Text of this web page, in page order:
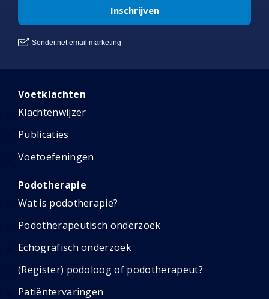
Voetklachten
Klachtenwijzer
Publicaties
Voetoefeningen
Podotherapie
Wat is podotherapie?
Podotherapeutisch onderzoek
Echografisch onderzoek
(Register) podoloog of podotherapeut?
Patiëntervaringen